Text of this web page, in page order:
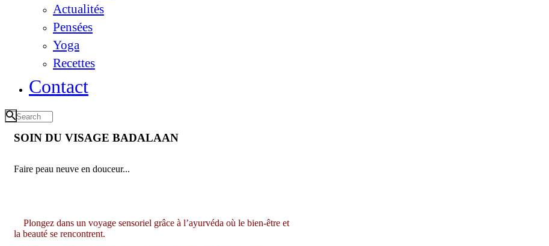
Actualités
Pensées
Yoga
Recettes
Contact
SOIN DU VISAGE BADALAAN
Faire peau neuve en douceur...
Plongez dans un voyage sensoriel grâce à l’ayurvéda où le bien-être et
la beauté se rencontrent.